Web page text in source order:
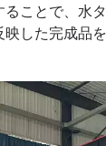
ことで、水
した完成品